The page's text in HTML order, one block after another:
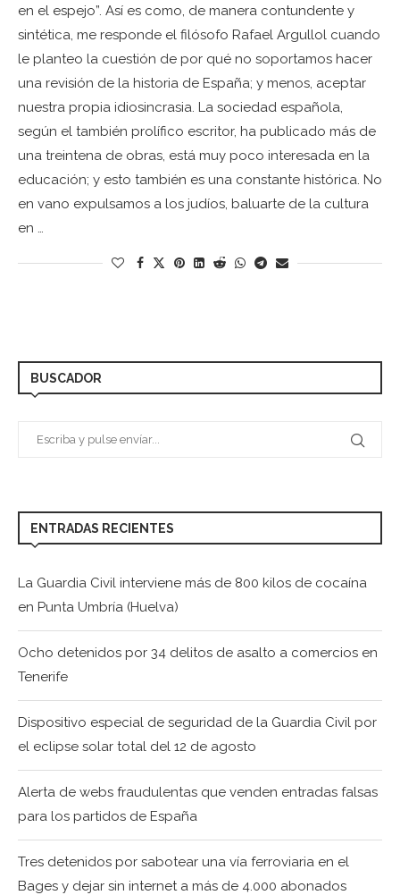
en el espejo”. Así es como, de manera contundente y
sintética, me responde el filósofo Rafael Argullol cuando
le planteo la cuestión de por qué no soportamos hacer
una revisión de la historia de España; y menos, aceptar
nuestra propia idiosincrasia. La sociedad española,
según el también prolífico escritor, ha publicado más de
una treintena de obras, está muy poco interesada en la
educación; y esto también es una constante histórica. No
en vano expulsamos a los judíos, baluarte de la cultura
en …
BUSCADOR
ENTRADAS RECIENTES
La Guardia Civil interviene más de 800 kilos de cocaína
en Punta Umbría (Huelva)
Ocho detenidos por 34 delitos de asalto a comercios en
Tenerife
Dispositivo especial de seguridad de la Guardia Civil por
el eclipse solar total del 12 de agosto
Alerta de webs fraudulentas que venden entradas falsas
para los partidos de España
Tres detenidos por sabotear una vía ferroviaria en el
Bages y dejar sin internet a más de 4.000 abonados